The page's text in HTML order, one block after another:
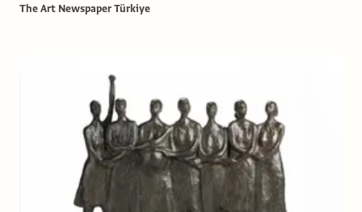
The Art Newspaper Türkiye